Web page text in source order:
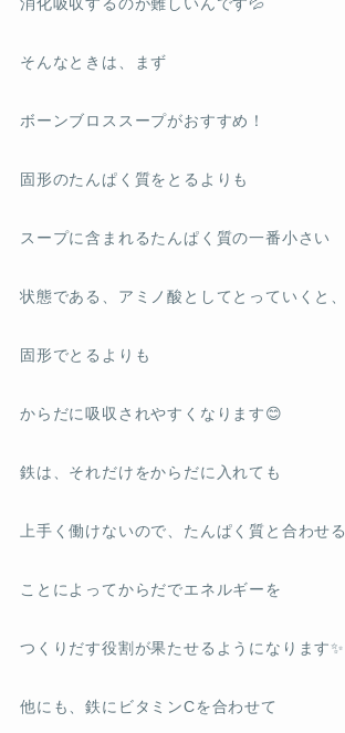
そんなときは、まず
ボーンブロススープがおすすめ！
固形のたんぱく質をとるよりも
スープに含まれるたんぱく質の一番小さい
状態である、アミノ酸としてとっていくと、
固形でとるよりも
からだに吸収されやすくなります😊
鉄は、それだけをからだに入れても
上手く働けないので、たんぱく質と合わせる
ことによってからだでエネルギーを
つくりだす役割が果たせるようになります✨
他にも、鉄にビタミンCを合わせて